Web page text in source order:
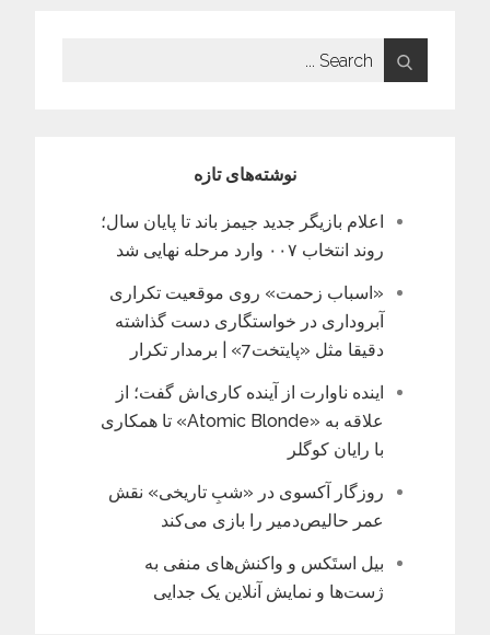
Search
for:
نوشته‌های تازه
اعلام بازیگر جدید جیمز باند تا پایان سال؛
روند انتخاب ۰۰۷ وارد مرحله نهایی شد
«اسباب زحمت» روی موقعیت تکراری
آبروداری در خواستگاری دست گذاشته
دقیقا مثل «پایتخت7» | برمدار تکرار
اینده ناوارت از آینده کاری‌اش گفت؛ از
علاقه به «Atomic Blonde» تا همکاری
با رایان کوگلر
روزگار آکسوی در «شبِ تاریخی» نقش
عمر حالیص‌دمیر را بازی می‌کند
بیل استَکس و واکنش‌های منفی به
ژست‌ها و نمایش آنلاین یک جدایی